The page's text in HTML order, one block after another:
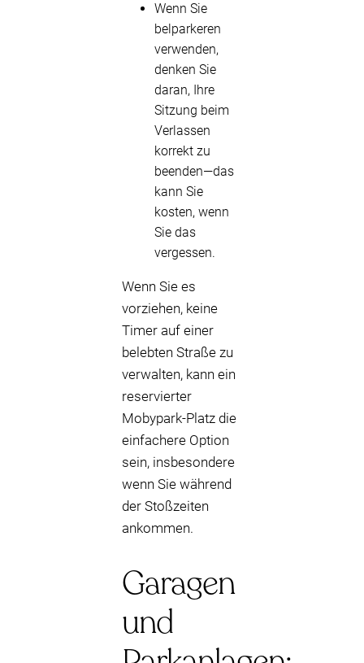
Wenn Sie
belparkeren
verwenden,
denken Sie
daran, Ihre
Sitzung beim
Verlassen
korrekt zu
beenden—das
kann Sie
kosten, wenn
Sie das
vergessen.
Wenn Sie es
vorziehen, keine
Timer auf einer
belebten Straße zu
verwalten, kann ein
reservierter
Mobypark-Platz die
einfachere Option
sein, insbesondere
wenn Sie während
der Stoßzeiten
ankommen.
Garagen
und